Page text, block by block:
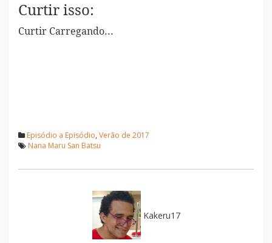
Curtir isso:
Curtir Carregando...
Episódio a Episódio, Verão de 2017
Nana Maru San Batsu
Kakeru17